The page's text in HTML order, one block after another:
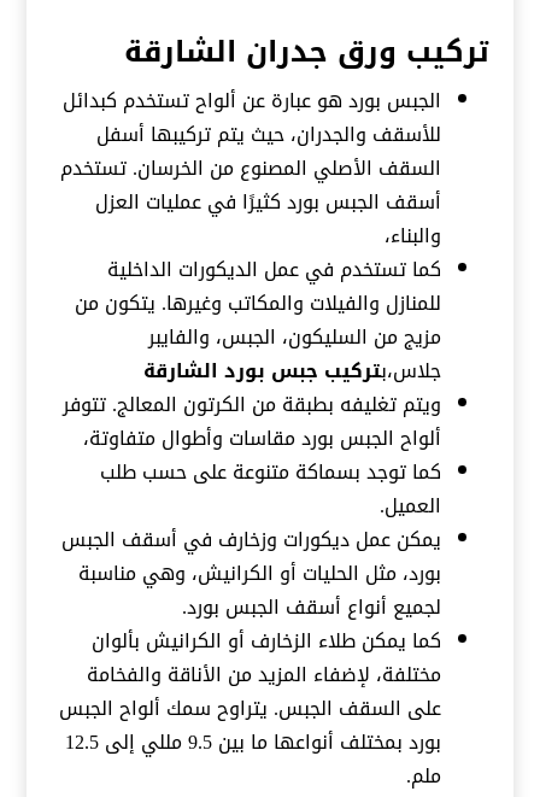
تركيب ورق جدران الشارقة
الجبس بورد هو عبارة عن ألواح تستخدم كبدائل
للأسقف والجدران، حيث يتم تركيبها أسفل
السقف الأصلي المصنوع من الخرسان. تستخدم
أسقف الجبس بورد كثيرًا في عمليات العزل
والبناء،
كما تستخدم في عمل الديكورات الداخلية
للمنازل والفيلات والمكاتب وغيرها. يتكون من
مزيج من السليكون، الجبس، والفايبر
جلاس،بتركيب جبس بورد الشارقة
ويتم تغليفه بطبقة من الكرتون المعالج. تتوفر
ألواح الجبس بورد مقاسات وأطوال متفاوتة،
كما توجد بسماكة متنوعة على حسب طلب
العميل.
يمكن عمل ديكورات وزخارف في أسقف الجبس
بورد، مثل الحليات أو الكرانيش، وهي مناسبة
لجميع أنواع أسقف الجبس بورد.
كما يمكن طلاء الزخارف أو الكرانيش بألوان
مختلفة، لإضفاء المزيد من الأناقة والفخامة
على السقف الجبس. يتراوح سمك ألواح الجبس
بورد بمختلف أنواعها ما بين 9.5 مللي إلى 12.5
ملم.